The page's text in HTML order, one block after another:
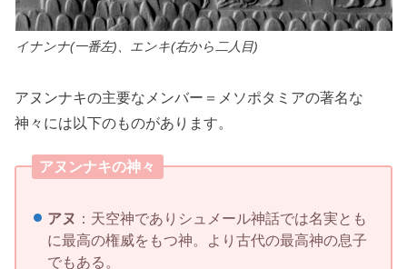
イナンナ(一番左)、エンキ(右から二人目)
アヌンナキの主要なメンバー＝メソポタミアの著名な
神々には以下のものがあります。
アヌンナキの神々
アヌ ：天空神でありシュメール神話では名実とも
に最高の権威をもつ神。より古代の最高神の息子
でもある。